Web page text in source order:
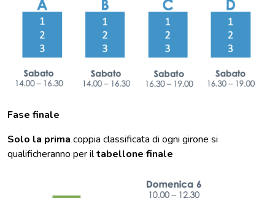
Fase finale
Solo la prima coppia classificata di ogni girone si
qualificheranno per iltabellone finale